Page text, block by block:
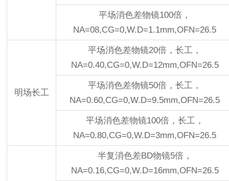
平场消色差物镜100倍，
NA=08,CG=0,W.D=1.1mm,OFN=26.5
明场长工
平场消色差物镜20倍，长工，
NA=0.40,CG=0,W.D=12mm,OFN=26.5
平场消色差物镜50倍，长工，
NA=0.60,CG=0,W.D=9.5mm,OFN=26.5
平场消色差物镜100倍，长工，
NA=0.80,CG=0,W.D=3mm,OFN=26.5
半复消色差BD物镜5倍，
NA=0.16,CG=0,W.D=16mm,OFN=26.5